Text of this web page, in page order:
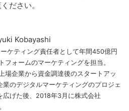
ださい。
Kobayashi
ケティング責任者として年間450億円
フォームのマーケティングを担当。
場企業から資金調達後のスタートアッ
業のデジタルマーケティングのプロジェ
広げた後、2018年3月に株式会社